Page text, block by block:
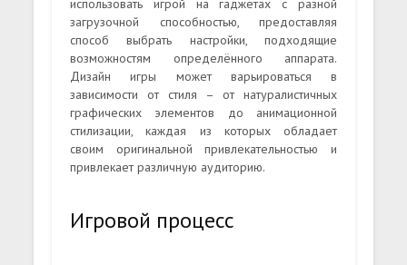
использовать игрой на гаджетах с разной
загрузочной способностью, предоставляя
способ выбрать настройки, подходящие
возможностям определённого аппарата.
Дизайн игры может варьироваться в
зависимости от стиля – от натуралистичных
графических элементов до анимационной
стилизации, каждая из которых обладает
своим оригинальной привлекательностью и
привлекает различную аудиторию.
Игровой процесс